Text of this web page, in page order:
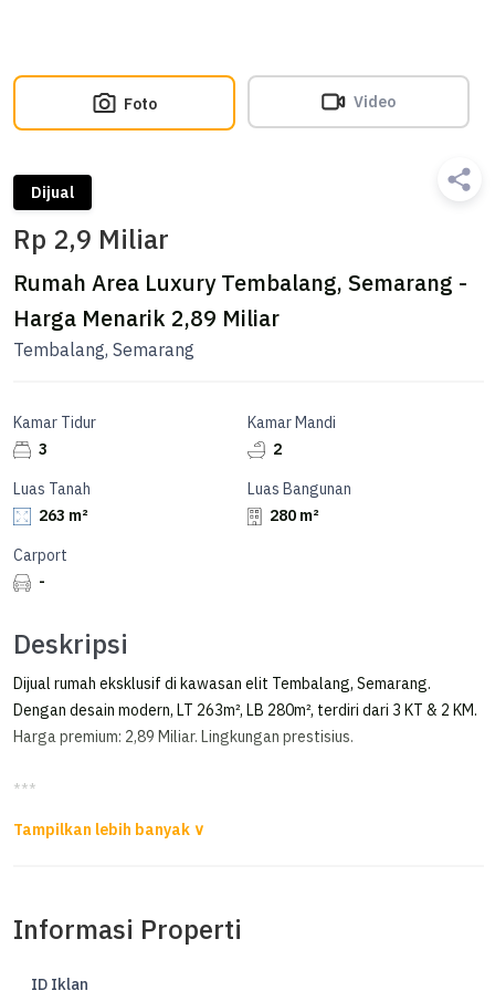
Foto Video
Dijual
Rp 2,9 Miliar
Rumah Area Luxury Tembalang, Semarang -
Harga Menarik 2,89 Miliar
Tembalang, Semarang
Kamar Tidur
3
Kamar Mandi
2
Luas Tanah
263 m²
Luas Bangunan
280 m²
Carport
-
Deskripsi
Dijual rumah eksklusif di kawasan elit Tembalang, Semarang.
Dengan desain modern, LT 263m², LB 280m², terdiri dari 3 KT & 2 KM.
Harga premium: 2,89 Miliar. Lingkungan prestisius.
***
Luas Tanah 280m²
Informasi Properti
ID Iklan